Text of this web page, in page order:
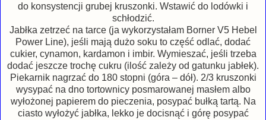
do konsystencji grubej kruszonki. Wstawić do lodówki i
schłodzić.
Jabłka zetrzeć na tarce (ja wykorzystałam Borner V5 Hebel
Power Line), jeśli mają dużo soku to część odlać, dodać
cukier, cynamon, kardamon i imbir. Wymieszać, jeśli trzeba
dodać jeszcze trochę cukru (ilość zależy od gatunku jabłek).
Piekarnik nagrzać do 180 stopni (góra – dół). 2/3 kruszonki
wysypać na dno tortownicy posmarowanej masłem albo
wyłożonej papierem do pieczenia, posypać bułką tartą. Na
ciasto wyłożyć jabłka, lekko je docisnąć i górę posypać